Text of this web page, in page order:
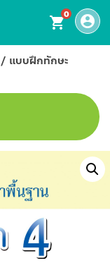
account_circle
shopping_cart0
/ แบบฝึกทักษะ